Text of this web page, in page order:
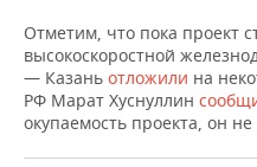
ХОККЕЙ С МЯЧОМ
ПРОИСШЕСТВИЯ
Отметим, что пока проект
высокоскоростной
— Казань отложили на
РФ Марат Хуснуллин
окупаемость проекта, он